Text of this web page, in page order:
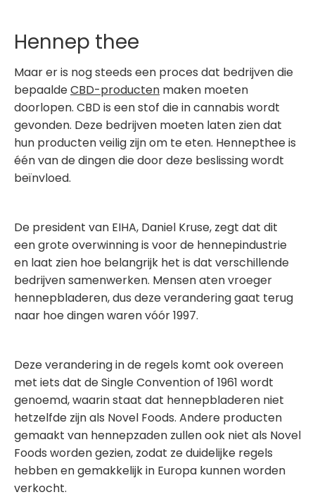
Hennep thee
Maar er is nog steeds een proces dat bedrijven die
bepaaldeCBD-producten maken moeten
doorlopen. CBD is een stof die in cannabis wordt
gevonden. Deze bedrijven moeten laten zien dat
hun producten veilig zijn om te eten. Hennepthee is
één van de dingen die door deze beslissing wordt
beïnvloed.
De president van EIHA, Daniel Kruse, zegt dat dit
een grote overwinning is voor de hennepindustrie
en laat zien hoe belangrijk het is dat verschillende
bedrijven samenwerken. Mensen aten vroeger
hennepbladeren, dus deze verandering gaat terug
naar hoe dingen waren vóór 1997.
Deze verandering in de regels komt ook overeen
met iets dat de Single Convention of 1961 wordt
genoemd, waarin staat dat hennepbladeren niet
hetzelfde zijn als Novel Foods. Andere producten
gemaakt van hennepzaden zullen ook niet als Novel
Foods worden gezien, zodat ze duidelijke regels
hebben en gemakkelijk in Europa kunnen worden
verkocht.